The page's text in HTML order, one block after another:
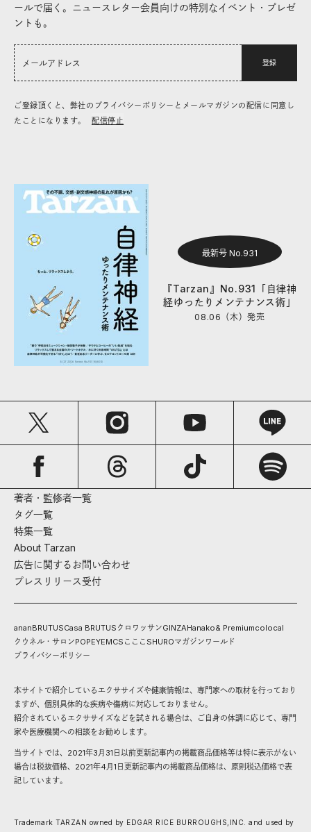
ールで届く。ニュースレター会員向けの特別なイベント・プレゼ
ントも。
登録
ご登録頂くと、弊社のプライバシーポリシーとメールマガジンの配信に同意し
たことになります。
配信停止
最新号 No.931
『Tarzan』No.931「自律神
経ゆったりメンテナンス術」
08.06（木）発売
著者・監修者一覧
タグ一覧
特集一覧
About Tarzan
広告に関するお問い合わせ
プレスリリース受付
ananBRUTUSCasa BRUTUS クロワッサンGINZAHanako& Premiumcolocal
クウネル・サロンPOPEYEMCS こここ SHUROマガジンワールド
プライバシーポリシー
本サイトで紹介しているエクササイズや健康情報は、専門家への取材を行っており
ますが、個別具体的な疾病や傷病に対応しておりません。
紹介されているエクササイズなどを試される場合は、ご自身の体調に応じて、専門
家や医療機関への相談をお勧めします。
当サイトでは、2021年3月31日以前更新記事内の掲載商品価格等は特に表示がない
場合は税抜価格、2021年4月1日更新記事内の掲載商品価格は、原則税込価格で表
記しています。
Trademark TARZAN owned by EDGAR RICE BURROUGHS,INC. and used by